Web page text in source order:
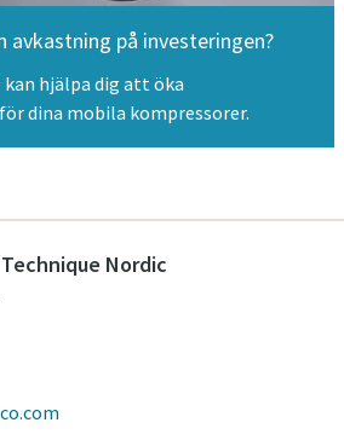
avkastning på investeringen?
kan hjälpa dig att öka
dina mobila kompressorer.
Nordic